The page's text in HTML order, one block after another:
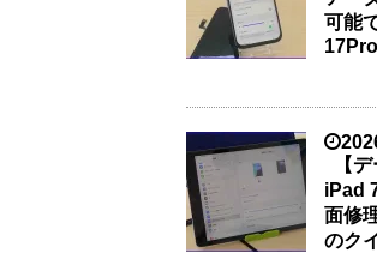
可能
【
iPad
面修
のク